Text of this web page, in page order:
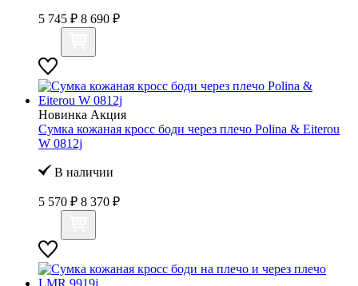
5 745 ₽ 8 690 ₽
Новинка Акция
Сумка кожаная кросс боди через плечо Polina & Eiterou
W 0812j
В наличии
5 570 ₽ 8 370 ₽